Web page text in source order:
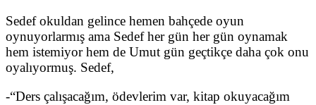
Sedef okuldan gelince hemen bahçede oyun
oynuyorlarmış ama Sedef her gün her gün oynamak
hem istemiyor hem de Umut gün geçtikçe daha çok onu
oyalıyormuş. Sedef,
-“Ders çalışacağım, ödevlerim var, kitap okuyacağım